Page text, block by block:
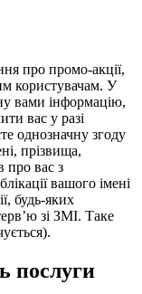
про промо-акції,
користувачам. У
вами інформацію,
вас у разі
однозначну згоду
прізвища,
про вас з
вашого імені
будь-яких
зі ЗМІ. Таке
послуги